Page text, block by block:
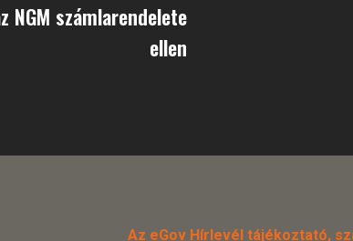
NGM számlarendelete
ellen
Az eGov Hírlevél tájékoztató,